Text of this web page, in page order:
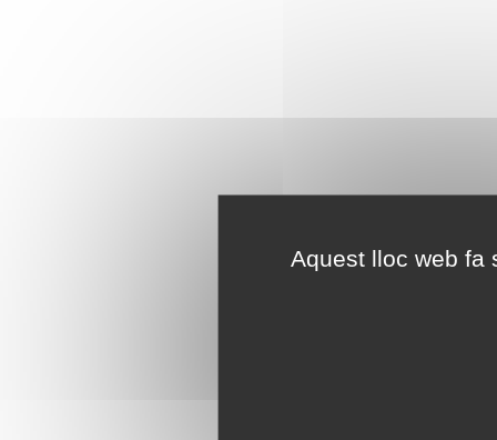
Aquest lloc web fa